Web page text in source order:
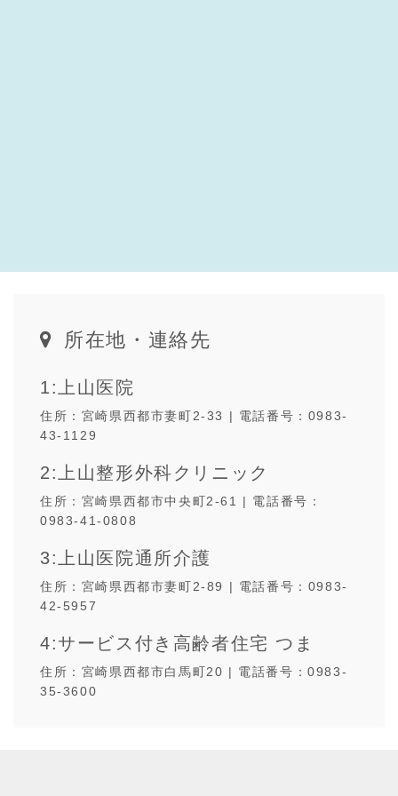
所在地・連絡先
1:上山医院
住所：宮崎県西都市妻町2-33 | 電話番号：0983-
43-1129
2:上山整形外科クリニック
住所：宮崎県西都市中央町2-61 | 電話番号：
0983-41-0808
3:上山医院通所介護
住所：宮崎県西都市妻町2-89 | 電話番号：0983-
42-5957
4:サービス付き高齢者住宅 つま
住所：宮崎県西都市白馬町20 | 電話番号：0983-
35-3600